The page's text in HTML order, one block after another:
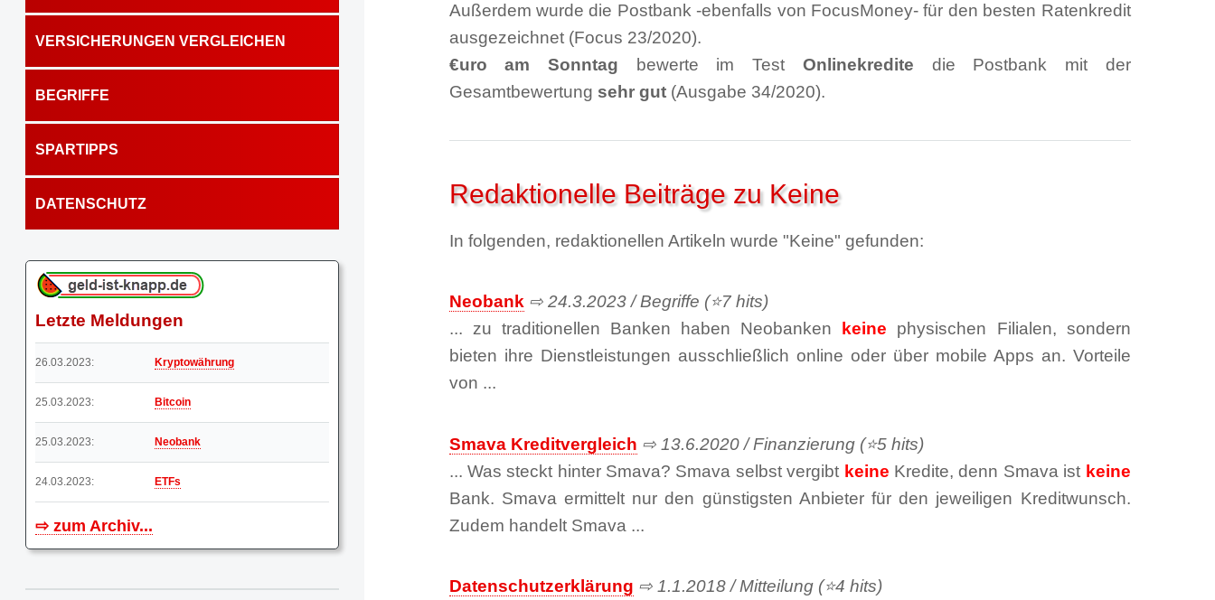
VERSICHERUNGEN VERGLEICHEN
BEGRIFFE
SPARTIPPS
DATENSCHUTZ
Letzte Meldungen
26.03.2023: Kryptowährung
25.03.2023: Bitcoin
25.03.2023: Neobank
24.03.2023: ETFs
⇨ zum Archiv...
Außerdem wurde die Postbank -ebenfalls von FocusMoney- für den besten Ratenkredit
ausgezeichnet (Focus 23/2020).
€uro am Sonntag bewerte im Test Onlinekredite die Postbank mit der
Gesamtbewertung sehr gut(Ausgabe 34/2020).
Redaktionelle Beiträge zu Keine
In folgenden, redaktionellen Artikeln wurde "Keine" gefunden:
Neobank⇨ 24.3.2023 / Begriffe (⭐7 hits)
... zu traditionellen Banken haben Neobanken
keine physischen Filialen, sondern
bieten ihre Dienstleistungen ausschließlich online oder über mobile Apps an. Vorteile
von ...
Smava Kreditvergleich ⇨ 13.6.2020 / Finanzierung (⭐5 hits)
... Was steckt hinter Smava? Smava selbst vergibt keine Kredite, denn Smava ist keine
Bank. Smava ermittelt nur den günstigsten Anbieter für den jeweiligen Kreditwunsch.
Zudem handelt Smava ...
Datenschutzerklärung ⇨ 1.1.2018 / Mitteilung (⭐4 hits)